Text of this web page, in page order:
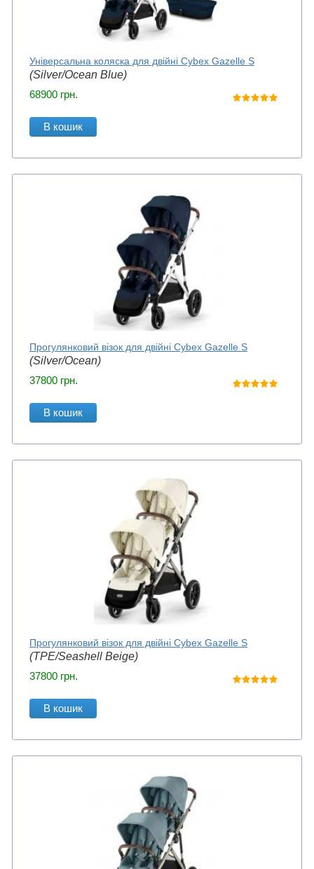
Універсальна коляска для двійні Cybex Gazelle S
(Silver/Ocean Blue)
68900 грн.
В кошик
Прогулянковий візок для двійні Cybex Gazelle S
(Silver/Ocean)
37800 грн.
В кошик
Прогулянковий візок для двійні Cybex Gazelle S
(TPE/Seashell Beige)
37800 грн.
В кошик